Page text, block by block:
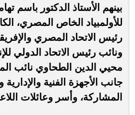
بينهم الأستاذ الدكتور باسم
للأولمبياد الخاص المصري،
رئيس الاتحاد المصري
ونائب رئيس الاتحاد الدولي
محيي الدين الطحاوي نائب
جانب الأجهزة الفنية
المشاركة، وأسر وعائلات